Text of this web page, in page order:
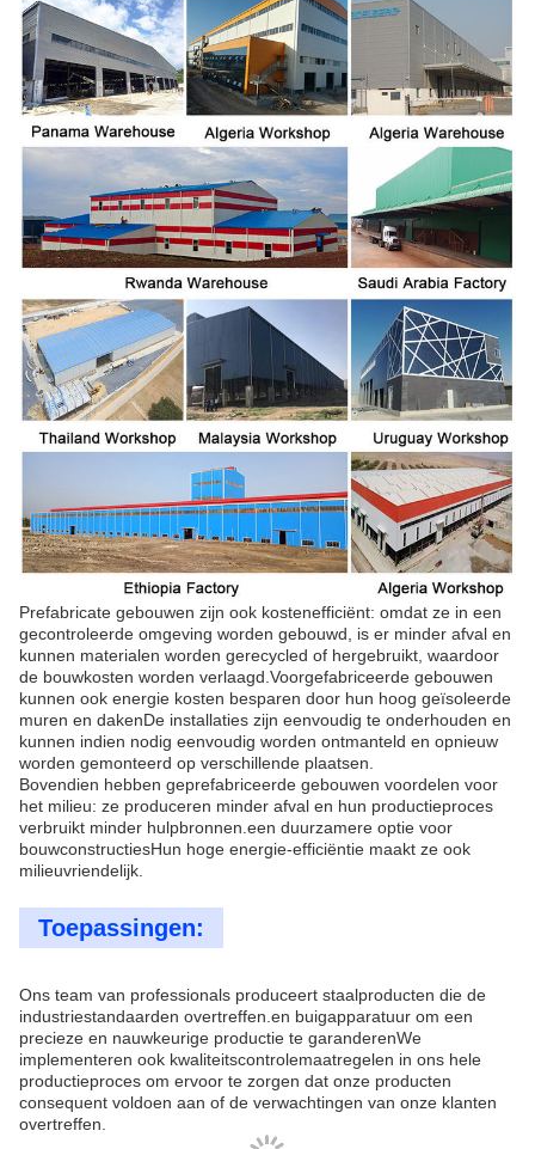
Prefabricate gebouwen zijn ook kostenefficiënt: omdat ze in een
gecontroleerde omgeving worden gebouwd, is er minder afval en
kunnen materialen worden gerecycled of hergebruikt, waardoor
de bouwkosten worden verlaagd.Voorgefabriceerde gebouwen
kunnen ook energie kosten besparen door hun hoog geïsoleerde
muren en dakenDe installaties zijn eenvoudig te onderhouden en
kunnen indien nodig eenvoudig worden ontmanteld en opnieuw
worden gemonteerd op verschillende plaatsen.
Bovendien hebben geprefabriceerde gebouwen voordelen voor
het milieu: ze produceren minder afval en hun productieproces
verbruikt minder hulpbronnen.een duurzamere optie voor
bouwconstructiesHun hoge energie-efficiëntie maakt ze ook
milieuvriendelijk.
Toepassingen:
Ons team van professionals produceert staalproducten die de
industriestandaarden overtreffen.en buigapparatuur om een
precieze en nauwkeurige productie te garanderenWe
implementeren ook kwaliteitscontrolemaatregelen in ons hele
productieproces om ervoor te zorgen dat onze producten
consequent voldoen aan of de verwachtingen van onze klanten
overtreffen.